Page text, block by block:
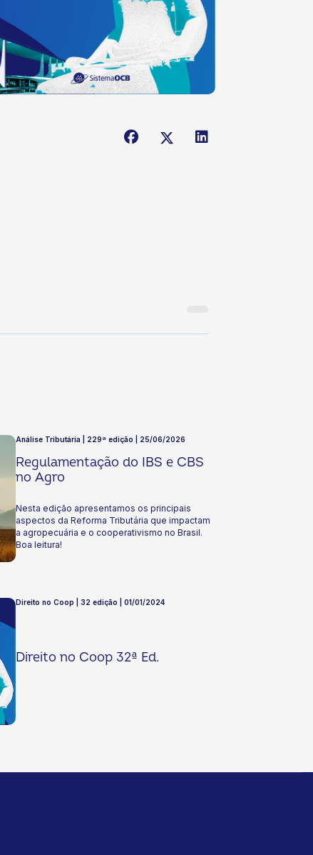
Análise Tributária | 229ª edição | 25/06/2026
Regulamentação do IBS e CBS
no Agro
Nesta edição apresentamos os principais
aspectos da Reforma Tributária que impactam
a agropecuária e o cooperativismo no Brasil.
Boa leitura!
Direito no Coop | 32 edição | 01/01/2024
Direito no Coop 32ª Ed.